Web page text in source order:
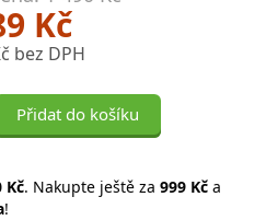
Kč
bez DPH
Přidat do košíku
Kč. Nakupte ještě za 999 Kč a
!